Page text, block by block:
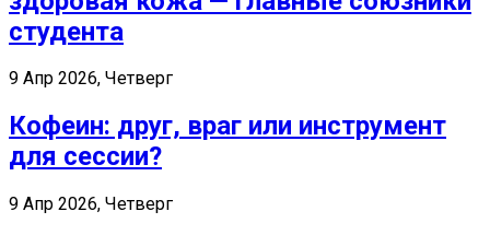
студента
9 Апр 2026, Четверг
Кофеин: друг, враг или инструмент
для сессии?
9 Апр 2026, Четверг